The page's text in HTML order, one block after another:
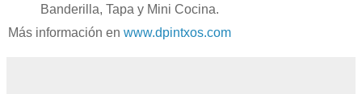
Banderilla, Tapa y Mini Cocina.
Más información en www.dpintxos.com